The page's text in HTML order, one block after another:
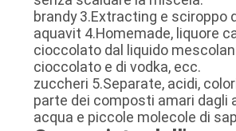
brandy 3.Extracting e sciroppo
aquavit 4.Homemade, liquore
cioccolato dal liquido
cioccolato e di vodka, ecc.
zuccheri 5.Separate, acidi,
parte dei composti amari dagli
acqua e piccole molecole di